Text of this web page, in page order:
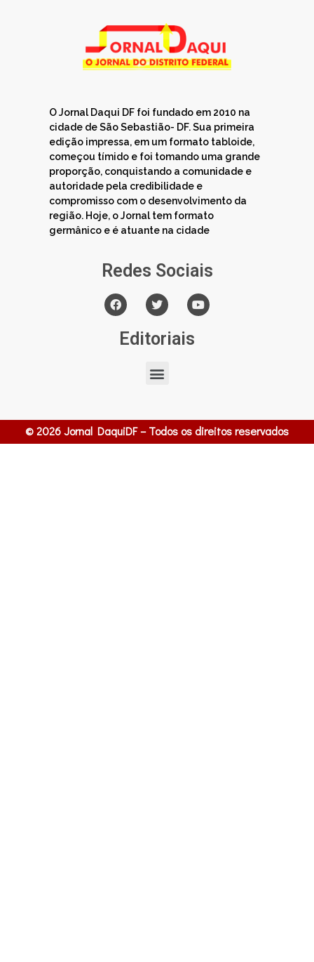
O Jornal Daqui DF foi fundado em 2010 na
cidade de São Sebastião- DF. Sua primeira
edição impressa, em um formato tabloide,
começou tímido e foi tomando uma grande
proporção, conquistando a comunidade e
autoridade pela credibilidade e
compromisso com o desenvolvimento da
região. Hoje, o Jornal tem formato
germânico e é atuante na cidade
Redes Sociais
Editoriais
© 2026 Jornal DaquiDF – Todos os direitos reservados